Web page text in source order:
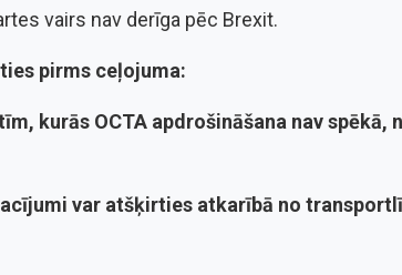
vairs nav derīga pēc Brexit.
pirms ceļojuma:
kurās OCTA apdrošināšana nav spēkā,
var atšķirties atkarībā no